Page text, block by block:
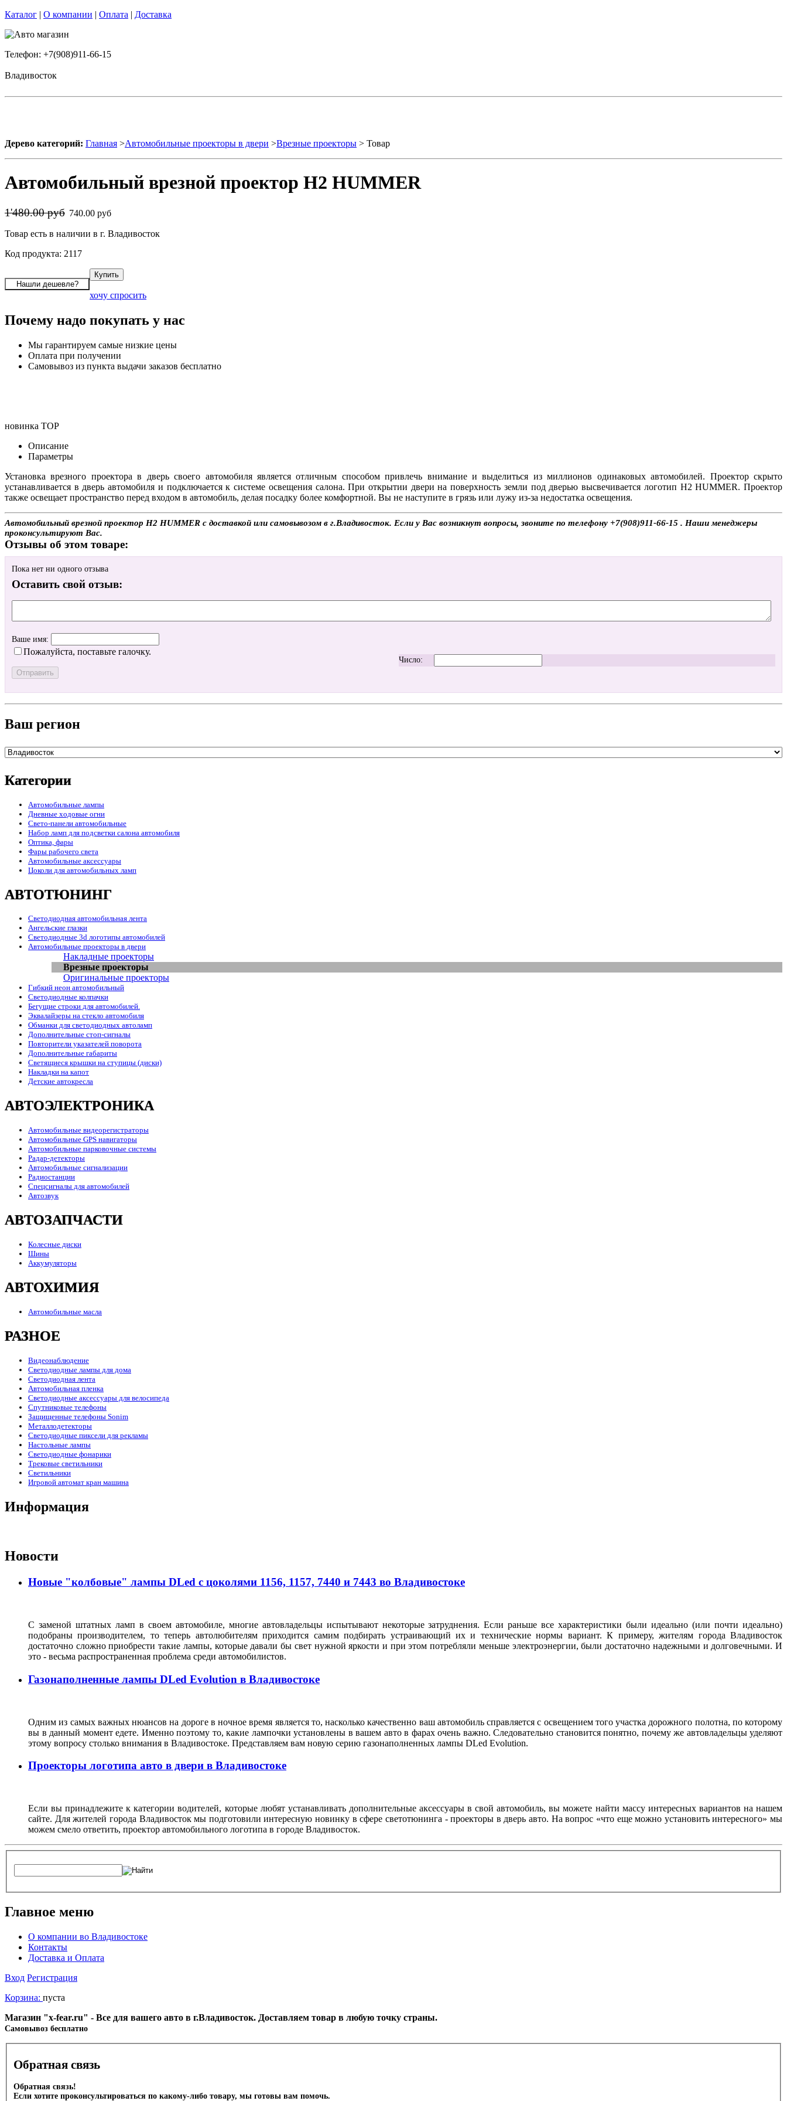
Каталог | О компании | Оплата | Доставка
Телефон: +7(908)911-66-15
Владивосток
Дерево категорий: Главная >Автомобильные проекторы в двери >Врезные проекторы > Товар
Автомобильный врезной проектор H2 HUMMER
1'480.00 руб 740.00 руб
Товар есть в наличии в г. Владивосток
Код продукта: 2117
хочу спросить
Почему надо покупать у нас
Мы гарантируем самые низкие цены
Оплата при получении
Самовывоз из пункта выдачи заказов бесплатно
новинка TOP
Описание
Параметры
Установка врезного проектора в дверь своего автомобиля является отличным способом привлечь внимание и выделиться из миллионов одинаковых автомобилей. Проектор скрыто
устанавливается в дверь автомобиля и подключается к системе освещения салона. При открытии двери на поверхность земли под дверью высвечивается логотип H2 HUMMER. Проектор
также освещает пространство перед входом в автомобиль, делая посадку более комфортной. Вы не наступите в грязь или лужу из-за недостатка освещения.
Автомобильный врезной проектор H2 HUMMER с доставкой или самовывозом в г.Владивосток. Если у Вас возникнут вопросы, звоните по телефону +7(908)911-66-15 . Наши менеджеры
проконсультируют Вас.
Отзывы об этом товаре:
Пока нет ни одного отзыва
Оставить свой отзыв:
Ваше имя:
Пожалуйста, поставьте галочку.
Число:
Ваш регион
Категории
Автомобильные лампы
Дневные ходовые огни
Свето-панели автомобильные
Набор ламп для подсветки салона автомобиля
Оптика, фары
Фары рабочего света
Автомобильные аксессуары
Цоколи для автомобильных ламп
АВТОТЮНИНГ
Светодиодная автомобильная лента
Ангельские глазки
Светодиодные 3d логотипы автомобилей
Автомобильные проекторы в двери
Накладные проекторы
Врезные проекторы
Оригинальные проекторы
Гибкий неон автомобильный
Светодиодные колпачки
Бегущие строки для автомобилей.
Эквалайзеры на стекло автомобиля
Обманки для светодиодных автоламп
Дополнительные стоп-сигналы
Повторители указателей поворота
Дополнительные габариты
Светящиеся крышки на ступицы (диски)
Накладки на капот
Детские автокресла
АВТОЭЛЕКТРОНИКА
Автомобильные видеорегистраторы
Автомобильные GPS навигаторы
Автомобильные парковочные системы
Радар-детекторы
Автомобильные сигнализации
Радиостанции
Спецсигналы для автомобилей
Автозвук
АВТОЗАПЧАСТИ
Колесные диски
Шины
Аккумуляторы
АВТОХИМИЯ
Автомобильные масла
РАЗНОЕ
Видеонаблюдение
Светодиодные лампы для дома
Светодиодная лента
Автомобильная пленка
Светодиодные аксессуары для велосипеда
Спутниковые телефоны
Защищенные телефоны Sonim
Металлодетекторы
Светодиодные пиксели для рекламы
Настольные лампы
Светодиодные фонарики
Трековые светильники
Светильники
Игровой автомат кран машина
Информация
Новости
Новые "колбовые" лампы DLed с цоколями 1156, 1157, 7440 и 7443 во Владивостоке
С заменой штатных ламп в своем автомобиле, многие автовладельцы испытывают некоторые затруднения. Если раньше все характеристики были идеально (или почти идеально)
подобраны производителем, то теперь автолюбителям приходится самим подбирать устраивающий их и технические нормы вариант. К примеру, жителям города Владивосток
достаточно сложно приобрести такие лампы, которые давали бы свет нужной яркости и при этом потребляли меньше электроэнергии, были достаточно надежными и долговечными. И
это - весьма распространенная проблема среди автомобилистов.
Газонаполненные лампы DLed Evolution в Владивостоке
Одним из самых важных нюансов на дороге в ночное время является то, насколько качественно ваш автомобиль справляется с освещением того участка дорожного полотна, по которому
вы в данный момент едете. Именно поэтому то, какие лампочки установлены в вашем авто в фарах очень важно. Следовательно становится понятно, почему же автовладельцы уделяют
этому вопросу столько внимания в Владивостоке. Представляем вам новую серию газонаполненных лампы DLed Evolution.
Проекторы логотипа авто в двери в Владивостоке
Если вы принадлежите к категории водителей, которые любят устанавливать дополнительные аксессуары в свой автомобиль, вы можете найти массу интересных вариантов на нашем
сайте. Для жителей города Владивосток мы подготовили интересную новинку в сфере светотюнинга - проекторы в дверь авто. На вопрос «что еще можно установить интересного» мы
можем смело ответить, проектор автомобильного логотипа в городе Владивосток.
Главное меню
О компании во Владивостоке
Контакты
Доставка и Оплата
Вход Регистрация
Корзина: пуста
Магазин "x-fear.ru" - Все для вашего авто в г.Владивосток. Доставляем товар в любую точку страны.
Cамовывоз бесплатно
Обратная связь
Обратная связь!
Если хотите проконсультироваться по какому-либо товару, мы готовы вам помочь.